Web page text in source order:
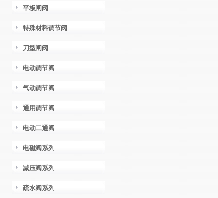
平板闸阀
特殊材料调节阀
刀型闸阀
电动调节阀
气动调节阀
通用调节阀
电动二通阀
电磁阀系列
减压阀系列
疏水阀系列